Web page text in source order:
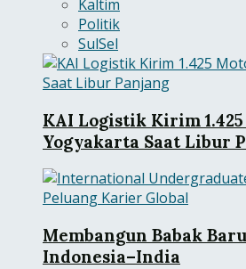
Kaltim
Politik
SulSel
KAI Logistik Kirim
Yogyakarta Saat Libur
Membangun Babak
Indonesia–India